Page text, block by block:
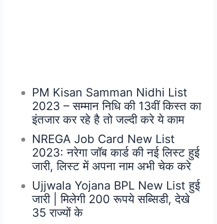
PM Kisan Samman Nidhi List
2023 – सम्मान निधि की 13वीं किस्त का
इंतजार कर रहे है तो जल्दी करे ये काम
NREGA Job Card New List
2023: नरेगा जॉब कार्ड की नई लिस्ट हुई
जारी, लिस्ट में अपना नाम अभी चेक करे
Ujjwala Yojana BPL New List हुई
जारी | मिलेगी 200 रूपये सब्सिडी, देखे
35 राज्यों के